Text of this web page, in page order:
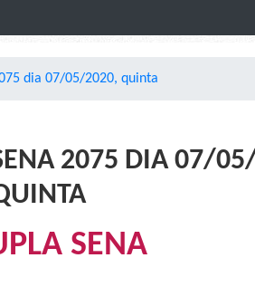
dia 07/05/2020, quinta
2075 DIA 07/
SENA